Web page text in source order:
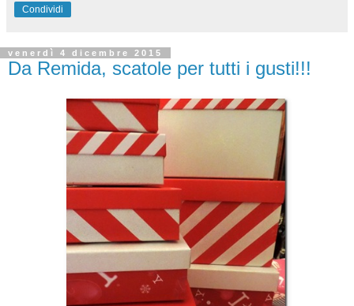
Condividi
venerdì 4 dicembre 2015
Da Remida, scatole per tutti i gusti!!!